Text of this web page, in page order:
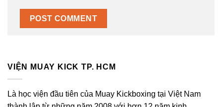
VIỆN MUAY KICK TP. HCM
Là học viện đầu tiên của Muay Kickboxing tại Việt Nam